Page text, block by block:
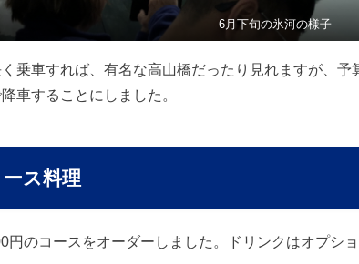
6月下旬の氷河の様子
く乗車すれば、有名な高山橋だったり見れますが、
車することにしました。
ス料理
円のコースをオーダーしました。ドリンクはオプショ